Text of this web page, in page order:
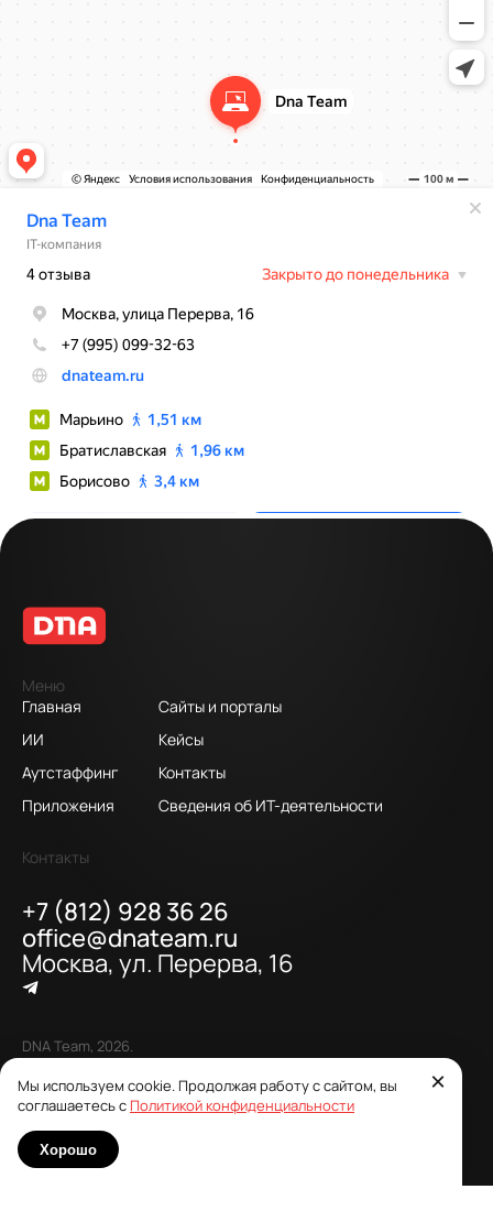
DNA Team, 2026.
Политика конфиденциальности
Политика в отношении обработки персональных данных
Меню
Главная
Сайты и порталы
ИИ
Кейсы
Аутстаффинг
Контакты
Приложения
Сведения об ИТ-деятельности
Контакты
+7 (812) 928 36 26
office@dnateam.ru
Москва, ул. Перерва, 16
×
Мы используем cookie. Продолжая работу с сайтом, вы
соглашаетесь с Политикой конфиденциальности
Хорошо